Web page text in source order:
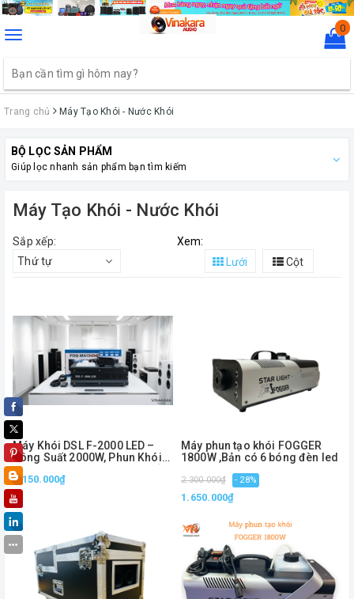
Toggle
0
Trang chủ Máy Tạo Khói - Nước Khói
BỘ LỌC SẢN PHẨM
Giúp lọc nhanh sản phẩm bạn tìm kiếm
Máy Tạo Khói - Nước Khói
Sắp xếp:
Thứ tự
Xem:
Lưới
Cột
Máy Khói DSL F-2000 LED –
Công Suất 2000W, Phun Khói
Mạnh, Tích Hợp LED Sân Khấu
2.150.000₫
Máy phun tạo khói FOGGER
1800W ,Bản có 6 bóng đèn led
2.300.000₫ - 28%
1.650.000₫